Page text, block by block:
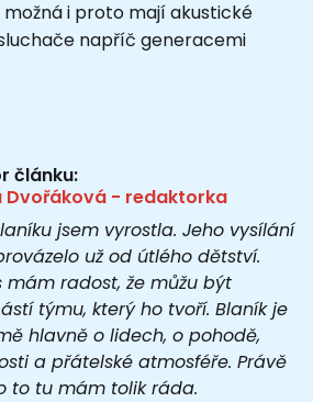
i proto mají akustické
napříč generacemi
článku:
Dvořáková - redaktorka
jsem vyrostla. Jeho vysílání
už od útlého dětství.
mám radost, že můžu být
týmu, který ho tvoří. Blaník je
hlavně o lidech, o pohodě,
a přátelské atmosféře. Právě
to tu mám tolik ráda.